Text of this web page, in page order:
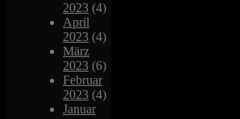
2023 (4)
April
2023 (4)
März
2023 (6)
Februar
2023 (4)
Januar